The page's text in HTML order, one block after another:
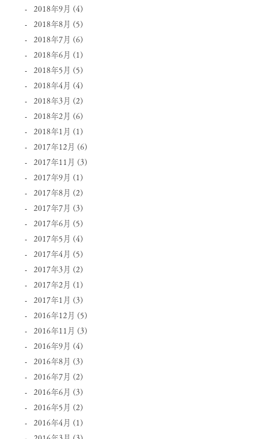
2018年9月 (4)
2018年8月 (5)
2018年7月 (6)
2018年6月 (1)
2018年5月 (5)
2018年4月 (4)
2018年3月 (2)
2018年2月 (6)
2018年1月 (1)
2017年12月 (6)
2017年11月 (3)
2017年9月 (1)
2017年8月 (2)
2017年7月 (3)
2017年6月 (5)
2017年5月 (4)
2017年4月 (5)
2017年3月 (2)
2017年2月 (1)
2017年1月 (3)
2016年12月 (5)
2016年11月 (3)
2016年9月 (4)
2016年8月 (3)
2016年7月 (2)
2016年6月 (3)
2016年5月 (2)
2016年4月 (1)